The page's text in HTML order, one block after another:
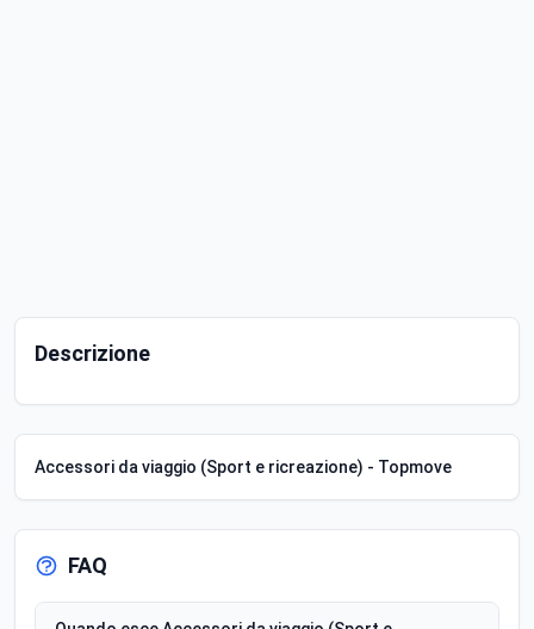
Descrizione
Accessori da viaggio (Sport e ricreazione) - Topmove
FAQ